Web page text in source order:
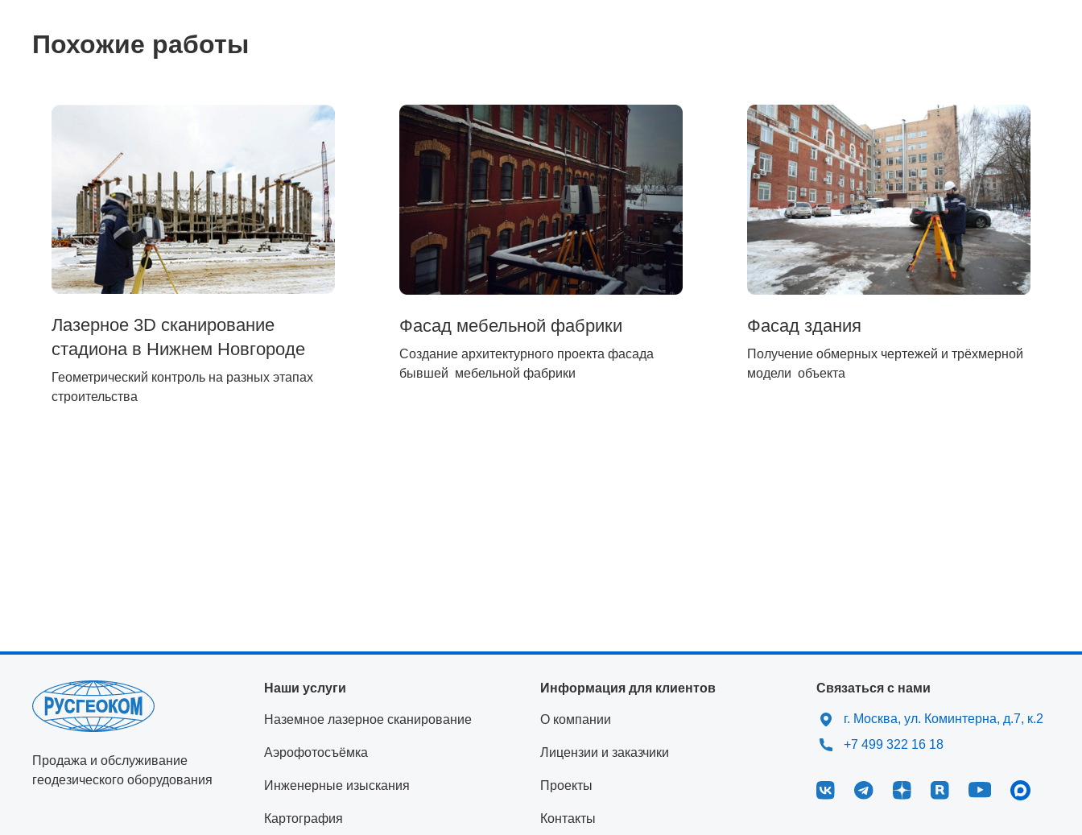
Похожие работы
Лазерное 3D сканирование
стадиона в Нижнем Новгороде
Геометрический контроль на разных этапах
строительства
Фасад мебельной фабрики
Создание архитектурного проекта фасада
бывшей мебельной фабрики
Фасад здания
Получение обмерных чертежей и трёхмерной
модели объекта
Продажа и обслуживание
геодезического оборудования
Наши услуги
Наземное лазерное сканирование
Аэрофотосъёмка
Инженерные изыскания
Картография
Информация для клиентов
О компании
Лицензии и заказчики
Проекты
Контакты
Связаться с нами
г. Москва, ул. Коминтерна, д.7, к.2
+7 499 322 16 18